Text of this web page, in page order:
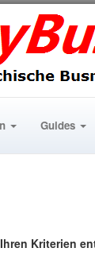
Guides
Kriterien